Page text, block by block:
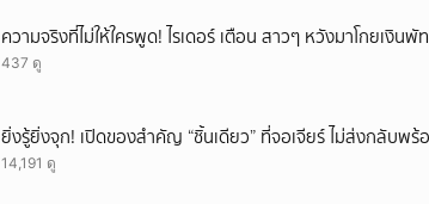
ความจริงที่ไม่ให้ใครพูด! ไรเดอร์ เตือน สาวๆ หวังมาโกยเงิน
437 ดู
ยิ่งรู้ยิ่งจุก! เปิดของสำคัญ “ชิ้นเดียว” ที่จอเจียร์ ไม่ส่งกลับพร้
14,191 ดู